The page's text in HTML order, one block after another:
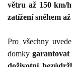
větru až 150 km/h
zatížení sněhem
Pro všechny
domky garantovat